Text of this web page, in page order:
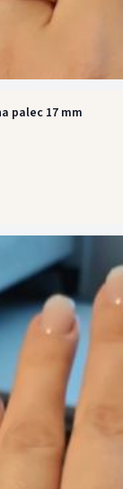
palec 17 mm